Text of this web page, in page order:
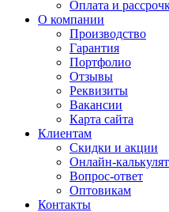
Оплата и
О компании
Производство
Гарантия
Портфолио
Отзывы
Реквизиты
Вакансии
Карта сайта
Клиентам
Скидки и акции
Онлайн-
Вопрос-ответ
Оптовикам
Контакты